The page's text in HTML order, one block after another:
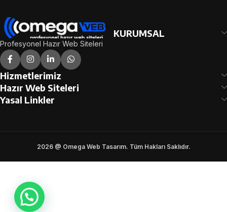
Profesyonel Hazır Web Siteleri
KURUMSAL
Hizmetlerimiz
Hazır Web Siteleri
Yasal Linkler
2026 @ Omega Web Tasarım. Tüm Hakları Saklıdır.